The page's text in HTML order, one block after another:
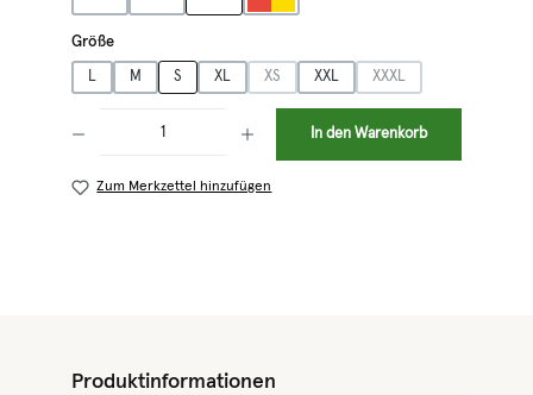
Größeauswählen
L M S XL XS XXL XXXL
In den Warenkorb
Zum Merkzettel hinzufügen
Produktinformationen